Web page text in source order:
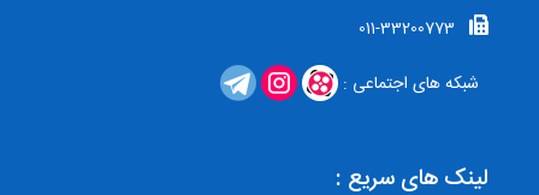
لینک های سریع :
011-33200773
شبکه های اجتماعی :